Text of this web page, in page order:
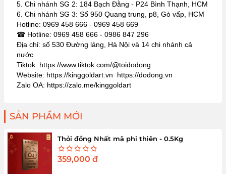
5. Chi nhánh SG 2: 184 Bạch Đằng - P24 Bình Thạnh, HCM
6. Chi nhánh SG 3: Số 950 Quang trung, p8, Gò vấp, HCM
Hotline: 0969 458 666 - 0969 458 669
☎ Hotline: 0969 458 666 - 0986 847 296
Địa chỉ: số 530 Đường láng, Hà Nội và 14 chi nhánh cả
nước
Tiktok: https://www.tiktok.com/@toidodong
Website: https://kinggoldart.vn https://dodong.vn
Zalo OA: https://zalo.me/kinggoldart
SẢN PHẨM MỚI
Thỏi đồng Nhất mã phi thiên - 0.5Kg
359,000 đ